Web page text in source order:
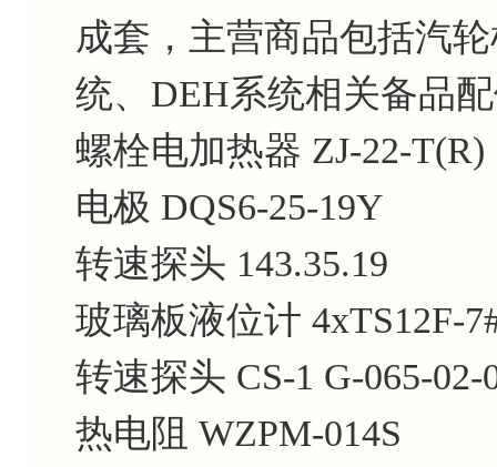
成套，主营商品包括汽
统、DEH系统相关备品
螺栓电加热器 ZJ-22-T(R)
电极 DQS6-25-19Y
转速探头 143.35.19
玻璃板液位计 4xTS12F-
转速探头 CS-1 G-065-02-
热电阻 WZPM-014S